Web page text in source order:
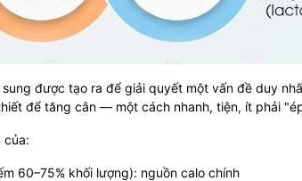
được tạo ra để giải quyết một vấn đề duy
để tăng cân — một cách nhanh, tiện, ít phải
của:
60–75% khối lượng): nguồn calo chính